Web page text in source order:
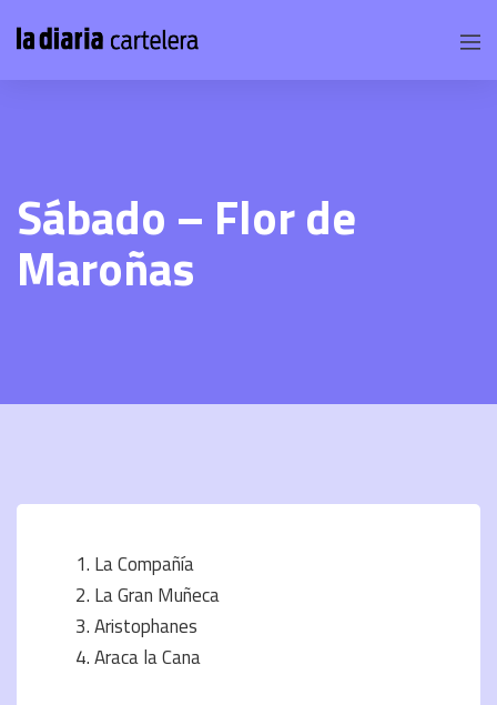
Sábado – Flor de
Maroñas
La Compañía
La Gran Muñeca
Aristophanes
Araca la Cana